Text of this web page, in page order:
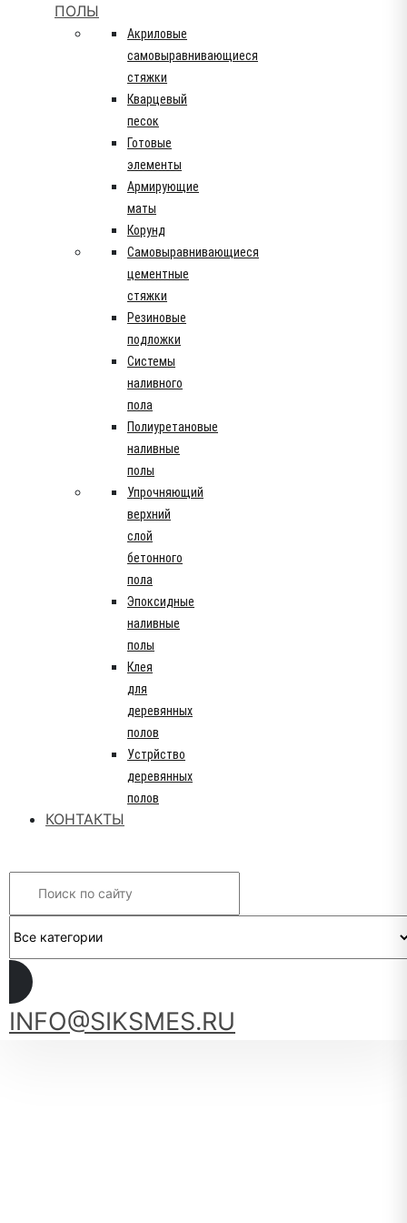
ПОЛЫ
Акриловые
самовыравнивающиеся
стяжки
Кварцевый
песок
Готовые
элементы
Армирующие
маты
Корунд
Самовыравнивающиеся
цементные
стяжки
Резиновые
подложки
Системы
наливного
пола
Полиуретановые
наливные
полы
Упрочняющий
верхний
слой
бетонного
пола
Эпоксидные
наливные
полы
Клея
для
деревянных
полов
Устрйство
деревянных
полов
КОНТАКТЫ
INFO@SIKSMES.RU